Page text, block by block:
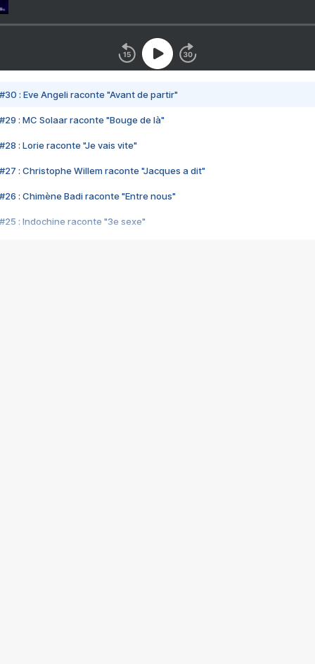
#30 : Eve Angeli raconte "Avant de partir"
#29 : MC Solaar raconte "Bouge de là"
#28 : Lorie raconte "Je vais vite"
#27 : Christophe Willem raconte "Jacques a dit"
#26 : Chimène Badi raconte "Entre nous"
#25 : Indochine raconte "3e sexe"